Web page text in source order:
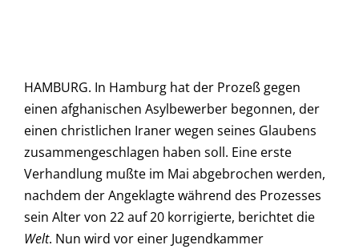
HAMBURG. In Hamburg hat der Prozeß gegen
einen afghanischen Asylbewerber begonnen, der
einen christlichen Iraner wegen seines Glaubens
zusammengeschlagen haben soll. Eine erste
Verhandlung mußte im Mai abgebrochen werden,
nachdem der Angeklagte während des Prozesses
sein Alter von 22 auf 20 korrigierte, berichtet die
Welt. Nun wird vor einer Jugendkammer